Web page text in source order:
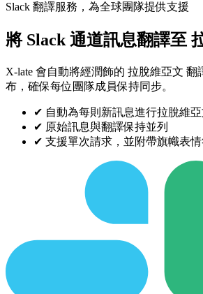
Slack 翻譯服務，為全球團隊提供支援
將 Slack 通道訊息翻譯至
X-late 會自動將經潤飾的 拉脫維亞文 翻
布，確保每位團隊成員保持同步。
✔ 自動為每則新訊息進行拉脫維
✔ 原始訊息與翻譯保持並列
✔ 支援單次請求，並附帶旗幟表